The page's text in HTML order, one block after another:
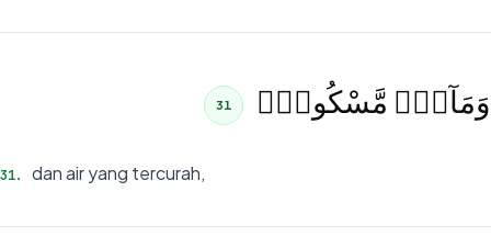
وَمَآءٍۢ مَّسْكُوبٍۢ 31
31. dan air yang tercurah,